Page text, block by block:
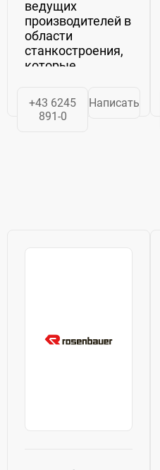
ведущих
производителей в
области
станкостроения,
которые
трудятся над
созданием
интеллектуальной
+43 6245
891-0
Написать